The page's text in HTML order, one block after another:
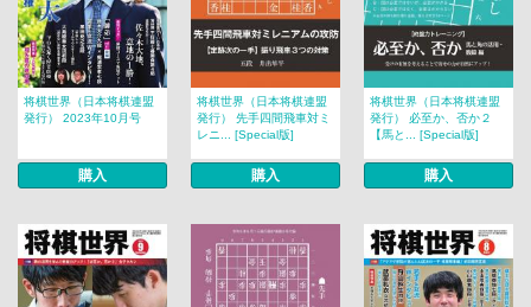
将棋世界（日本将棋連盟
発行） 2023年10月号
購入
将棋世界（日本将棋連盟
発行） 先手四間飛車対ミ
レニ... [Special版]
購入
将棋世界（日本将棋連盟
発行） 必至か、否か２
【馬と... [Special版]
購入